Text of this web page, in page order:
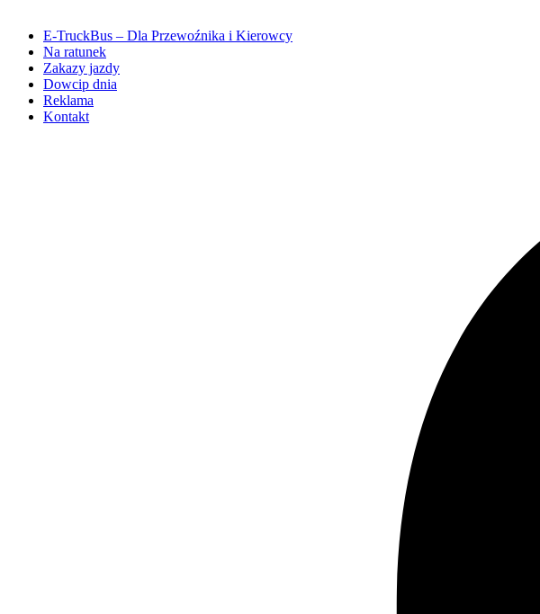
E-TruckBus – Dla Przewoźnika i Kierowcy
Na ratunek
Zakazy jazdy
Dowcip dnia
Reklama
Kontakt